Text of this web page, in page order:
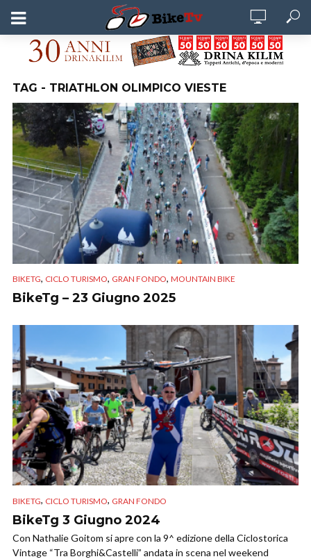
TAG - TRIATHLON OLIMPICO VIESTE
BIKETG, CICLO TURISMO, GRAN FONDO, MOUNTAIN BIKE
BikeTg – 23 Giugno 2025
BIKETG, CICLO TURISMO, GRAN FONDO
BikeTg 3 Giugno 2024
Con Nathalie Goitom si apre con la 9^ edizione della Ciclostorica
Vintage “Tra Borghi&Castelli” andata in scena nel weekend